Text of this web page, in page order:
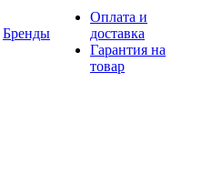
Бренды
Оплата и
доставка
Гарантия на
товар